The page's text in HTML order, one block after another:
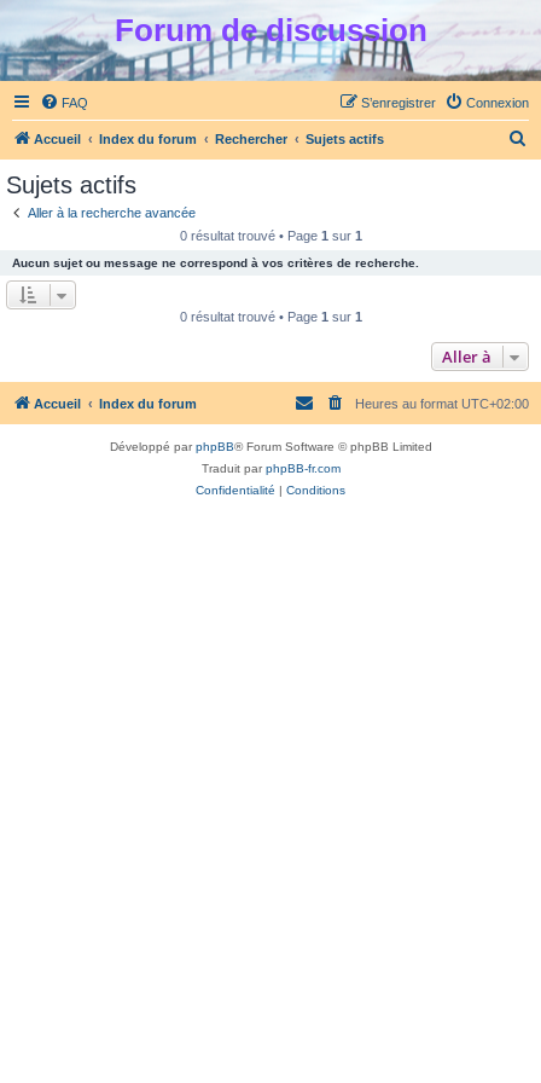
Forum de discussion
FAQ Connexion
S’enregistrer
Accueil Index du forum Rechercher Sujets actifs
e
r
Sujets actifs
Aller à la recherche avancée
0 résultat trouvé • Page 1 sur 1
Aucun sujet ou message ne correspond à vos critères de recherche.
0 résultat trouvé • Page 1 sur 1
Aller à
Accueil Index du forum Heures au format UTC+02:00
Développé parphpBB® Forum Software © phpBB Limited
Traduit parphpBB-fr.com
Confidentialité | Conditions